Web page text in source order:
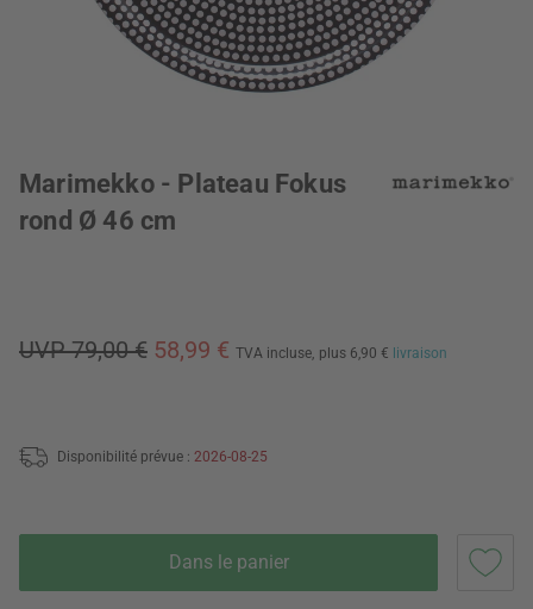
Marimekko - Plateau Fokus
rond Ø 46 cm
UVP 79,00 € 58,99 € TVA incluse, plus 6,90 € livraison
Disponibilité prévue : 2026-08-25
Dans le panier